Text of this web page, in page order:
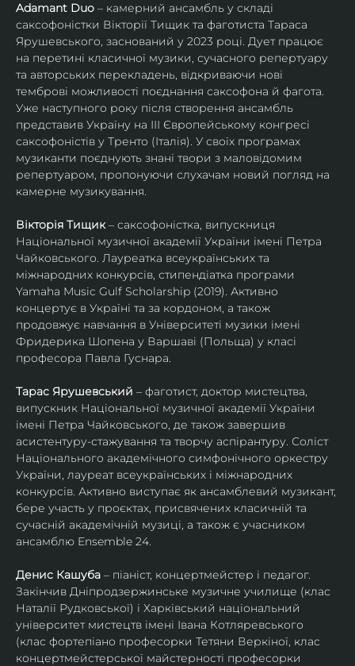
Adamant Duo – камерний ансамбль у складі
саксофоністки Вікторії Тищик та фаготиста Тараса
Ярушевського, заснований у 2023 році. Дует працює
на перетині класичної музики, сучасного репертуару
та авторських перекладень, відкриваючи нові
темброві можливості поєднання саксофона й фагота.
Уже наступного року після створення ансамбль
представив Україну на ІІІ Європейському конгресі
саксофоністів у Тренто (Італія). У своїх програмах
музиканти поєднують знані твори з маловідомим
репертуаром, пропонуючи слухачам новий погляд на
камерне музикування.
Вікторія Тищик – саксофоністка, випускниця
Національної музичної академії України імені Петра
Чайковського. Лауреатка всеукраїнських та
міжнародних конкурсів, стипендіатка програми
Yamaha Music Gulf Scholarship (2019). Активно
концертує в Україні та за кордоном, а також
продовжує навчання в Університеті музики імені
Фридерика Шопена у Варшаві (Польща) у класі
професора Павла Гуснара.
Тарас Ярушевський – фаготист, доктор мистецтва,
випускник Національної музичної академії України
імені Петра Чайковського, де також завершив
асистентуру-стажування та творчу аспірантуру. Соліст
Національного академічного симфонічного оркестру
України, лауреат всеукраїнських і міжнародних
конкурсів. Активно виступає як ансамблевий музикант,
бере участь у проєктах, присвячених класичній та
сучасній академічній музиці, а також є учасником
ансамблю Ensemble 24.
Денис Кашуба – піаніст, концертмейстер і педагог.
Закінчив Дніпродзержинське музичне училище (клас
Наталії Рудковської) і Харківський національний
університет мистецтв імені Івана Котляревського
(клас фортепіано професорки Тетяни Веркіної, клас
концертмейстерської майстерності професорки